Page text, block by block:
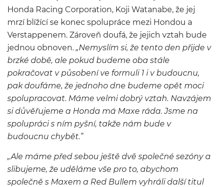
Honda Racing Corporation, Koji Watanabe, že jej
mrzí blížící se konec spolupráce mezi Hondou a
Verstappenem. Zároveň doufá, že jejich vztah bude
jednou obnoven. „Nemyslím si, že tento den přijde v
brzké době, ale pokud budeme oba stále
pokračovat v působení ve formuli 1 i v budoucnu,
pak doufáme, že jednoho dne budeme opět moci
spolupracovat. Máme velmi dobrý vztah. Navzájem
si důvěřujeme a Honda má Maxe ráda. Jsme na
spoluprácis ním pyšní, takže nám bude v
budoucnu chybět.”
„Ale máme před sebou ještě dvě společné sezóny a
slibujeme, že uděláme vše pro to, abychom
společně s Maxem a Red Bullem vyhráli dalšítitul